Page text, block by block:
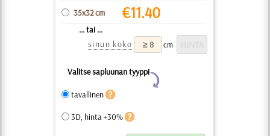
35x32 cm €11.40
... tai ...
sinun koko
cm
Valitse sapluunan tyyppi
Y
tavallinen
3D, hinta +30%